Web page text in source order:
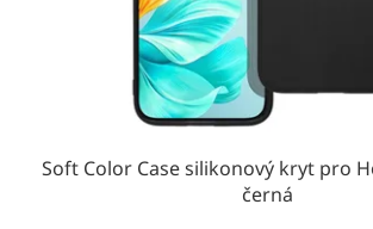
Soft Color Case silikonový kryt pro
černá